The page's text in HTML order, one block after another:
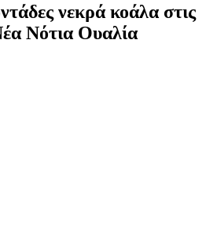
νεκρά κοάλα στις
Νότια Ουαλία